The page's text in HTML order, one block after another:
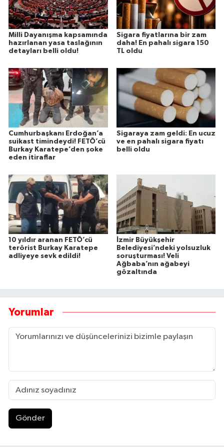
Milli Dayanışma kapsamında
hazırlanan yasa taslağının
detayları belli oldu!
Sigara fiyatlarına bir zam
daha! En pahalı sigara 150
TL oldu
Cumhurbaşkanı Erdoğan’a
suikast timindeydi! FETÖ’cü
Burkay Karatepe’den şoke
eden itiraflar
Sigaraya zam geldi: En ucuz
ve en pahalı sigara fiyatı
belli oldu
10 yıldır aranan FETÖ’cü
terörist Burkay Karatepe
adliyeye sevk edildi!
İzmir Büyükşehir
Belediyesi’ndeki yolsuzluk
soruşturması! Veli
Ağbaba’nın ağabeyi
gözaltında
Yorumlar
Gönder